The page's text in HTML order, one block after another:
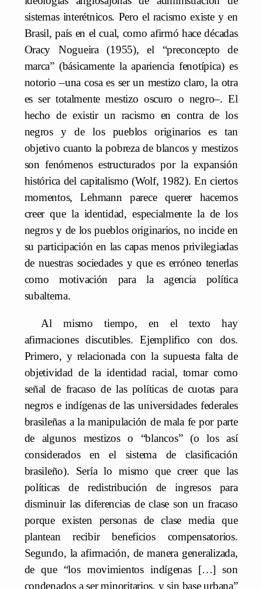
sistemas interétnicos. Pero el racismo existe y en
Brasil, país en el cual, como afirmó hace décadas
Oracy Nogueira (1955), el “preconcepto de
marca” (básicamente la apariencia fenotípica) es
notorio –una cosa es ser un mestizo claro, la otra
es ser totalmente mestizo oscuro o negro–. El
hecho de existir un racismo en contra de los
negros y de los pueblos originarios es tan
objetivo cuanto la pobreza de blancos y mestizos
son fenómenos estructurados por la expansión
histórica del capitalismo (Wolf, 1982). En ciertos
momentos, Lehmann parece querer hacernos
creer que la identidad, especialmente la de los
negros y de los pueblos originarios, no incide en
su participación en las capas menos privilegiadas
de nuestras sociedades y que es erróneo tenerlas
como motivación para la agencia política
subalterna.
Al mismo tiempo, en el texto hay
afirmaciones discutibles. Ejemplifico con dos.
Primero, y relacionada con la supuesta falta de
objetividad de la identidad racial, tomar como
señal de fracaso de las políticas de cuotas para
negros e indígenas de las universidades federales
brasileñas a la manipulación de mala fe por parte
de algunos mestizos o “blancos” (o los así
considerados en el sistema de clasificación
brasileño). Sería lo mismo que creer que las
políticas de redistribución de ingresos para
disminuir las diferencias de clase son un fracaso
porque existen personas de clase media que
plantean recibir beneficios compensatorios.
Segundo, la afirmación, de manera generalizada,
de que “los movimientos indígenas […] son
condenados a ser minoritarios, y sin base urbana”